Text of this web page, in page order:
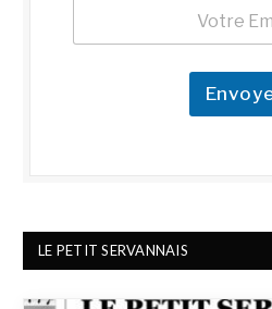
m
a
l
*
a
LE PETIT SERVANNAIS